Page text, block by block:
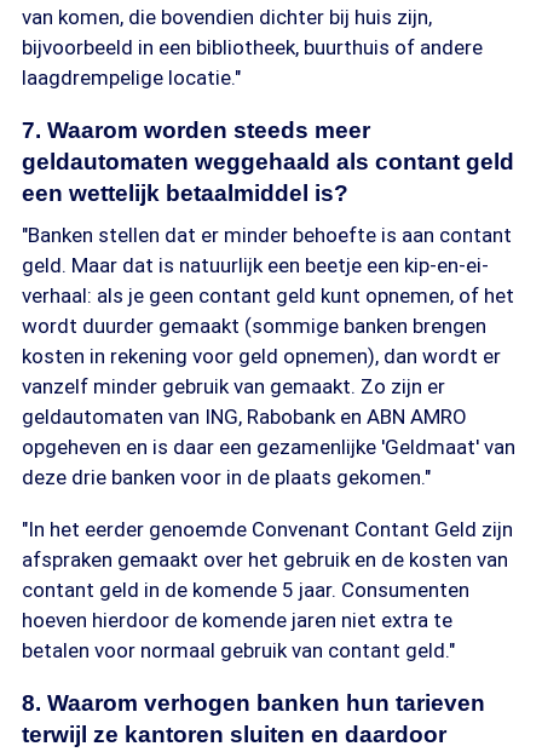
van komen, die bovendien dichter bij huis zijn,
bijvoorbeeld in een bibliotheek, buurthuis of andere
laagdrempelige locatie."
7. Waarom worden steeds meer
geldautomaten weggehaald als contant geld
een wettelijk betaalmiddel is?
"Banken stellen dat er minder behoefte is aan contant
geld. Maar dat is natuurlijk een beetje een kip-en-ei-
verhaal: als je geen contant geld kunt opnemen, of het
wordt duurder gemaakt (sommige banken brengen
kosten in rekening voor geld opnemen), dan wordt er
vanzelf minder gebruik van gemaakt. Zo zijn er
geldautomaten van ING, Rabobank en ABN AMRO
opgeheven en is daar een gezamenlijke 'Geldmaat' van
deze drie banken voor in de plaats gekomen."
"In het eerder genoemde Convenant Contant Geld zijn
afspraken gemaakt over het gebruik en de kosten van
contant geld in de komende 5 jaar. Consumenten
hoeven hierdoor de komende jaren niet extra te
betalen voor normaal gebruik van contant geld."
8. Waarom verhogen banken hun tarieven
terwijl ze kantoren sluiten en daardoor